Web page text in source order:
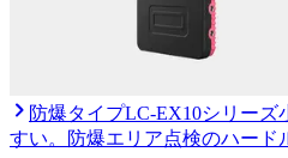
防爆タイプLC-EX10シリーズ
すい。防爆エリア点検のハード